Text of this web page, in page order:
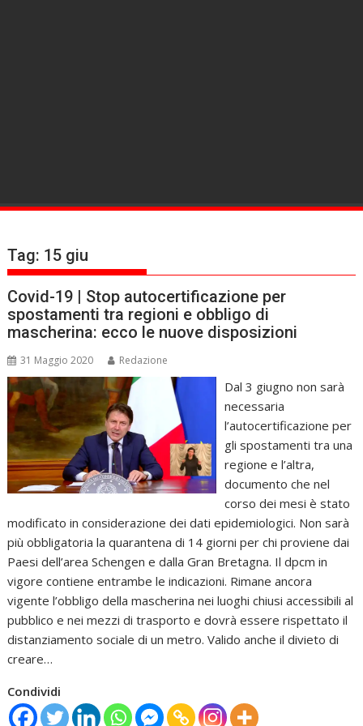
Tag: 15 giu
Covid-19 | Stop autocertificazione per
spostamenti tra regioni e obbligo di
mascherina: ecco le nuove disposizioni
31 Maggio 2020 Redazione
Dal 3 giugno non sarà
necessaria
l’autocertificazione per
gli spostamenti tra una
regione e l’altra,
documento che nel
corso dei mesi è stato
modificato in considerazione dei dati epidemiologici. Non sarà
più obbligatoria la quarantena di 14 giorni per chi proviene dai
Paesi dell’area Schengen e dalla Gran Bretagna. Il dpcm in
vigore contiene entrambe le indicazioni. Rimane ancora
vigente l’obbligo della mascherina nei luoghi chiusi accessibili al
pubblico e nei mezzi di trasporto e dovrà essere rispettato il
distanziamento sociale di un metro. Valido anche il divieto di
creare…
Condividi